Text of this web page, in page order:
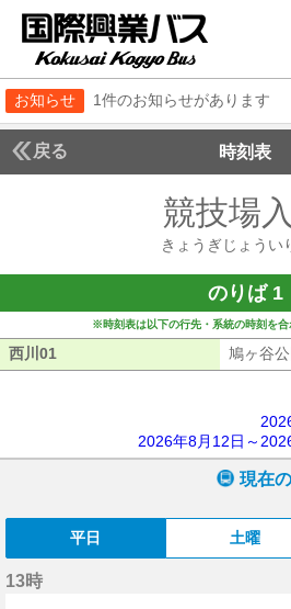
お知らせ 1件のお知らせがあります
戻る 時刻表
競技場
きょうぎじょうい
のりば 1
※時刻表は以下の行先・系統の時刻を
西川01 鳩ヶ谷
2026年8月12日～
現在
平日 土曜
13時